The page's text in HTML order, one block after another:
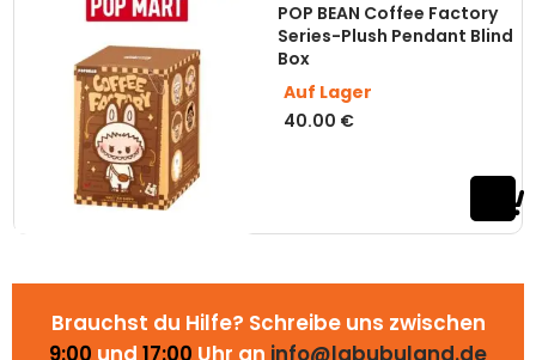
POP BEAN Coffee Factory
Series-Plush Pendant Blind
Box
Auf Lager
40.00 €
Brauchst du Hilfe? Schreibe uns zwischen
9:00 und 17:00 Uhr an info@labubuland.de